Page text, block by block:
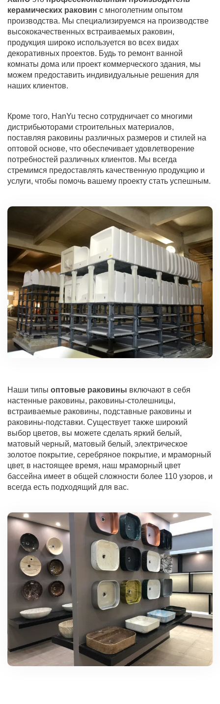
керамических раковин с многолетним опытом
производства. Мы специализируемся на производстве
высококачественных встраиваемых раковин,
продукция широко используется во всех видах
декоративных проектов. Будь то ремонт ванной
комнаты дома или проект коммерческого здания, мы
можем предоставить индивидуальные решения для
наших клиентов.
Кроме того, HanYu тесно сотрудничает со многими
дистрибьюторами строительных материалов,
поставляя раковины различных размеров и стилей на
оптовой основе, что обеспечивает удовлетворение
потребностей различных клиентов. Мы всегда
стремимся предоставлять качественную продукцию и
услуги, чтобы помочь вашему проекту стать успешным.
Наши типы оптовые раковины включают в себя
настенные раковины, раковины-столешницы,
встраиваемые раковины, подставные раковины и
раковины-подставки. Существует также широкий
выбор цветов, вы можете сделать яркий белый,
матовый черный, матовый белый, электрическое
золотое покрытие, серебряное покрытие, и мраморный
цвет, в настоящее время, наш мраморный цвет
бассейна имеет в общей сложности более 110 узоров, и
всегда есть подходящий для вас.